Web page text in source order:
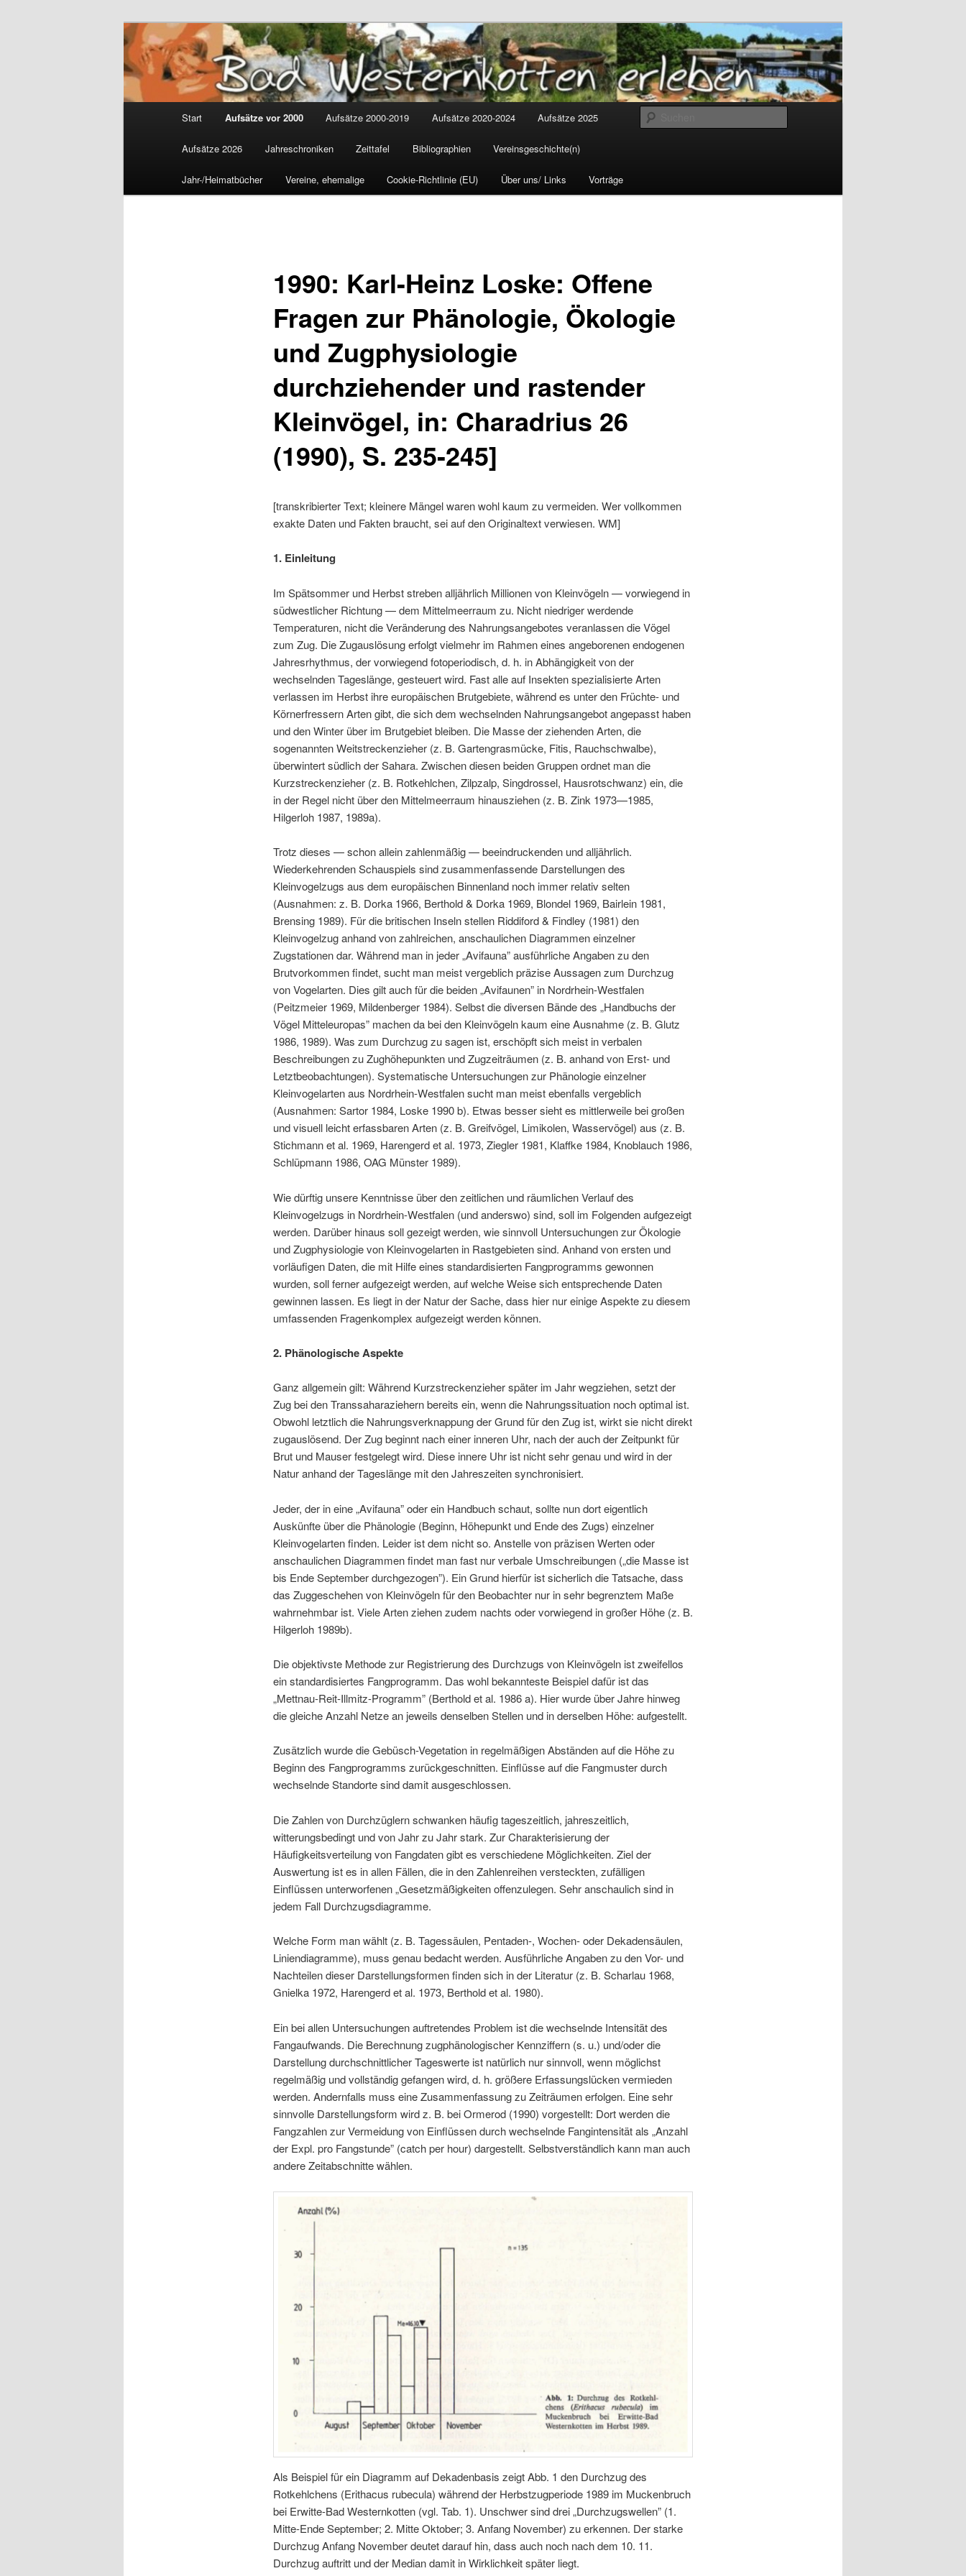
Wolfgang Marcus
Gemeinsam für Bad Westernkotten
Start Aufsätze vor 2000 Aufsätze 2000-2019 Aufsätze 2020-2024 Aufsätze 2025
Aufsätze 2026 Jahreschroniken Zeittafel Bibliographien Vereinsgeschichte(n)
Jahr-/Heimatbücher Vereine, ehemalige Cookie-Richtlinie (EU) Über uns/ Links Vorträge
1990: Karl-Heinz Loske: Offene
Fragen zur Phänologie, Ökologie
und Zugphysiologie
durchziehender und rastender
Kleinvögel, in: Charadrius 26
(1990), S. 235-245]
[transkribierter Text; kleinere Mängel waren wohl kaum zu vermeiden. Wer vollkommen
exakte Daten und Fakten braucht, sei auf den Originaltext verwiesen. WM]
1. Einleitung
Im Spätsommer und Herbst streben alljährlich Millionen von Kleinvögeln — vorwiegend in
südwestlicher Richtung — dem Mittelmeerraum zu. Nicht niedriger werdende
Temperaturen, nicht die Veränderung des Nahrungsangebotes veranlassen die Vögel
zum Zug. Die Zugauslösung erfolgt vielmehr im Rahmen eines angeborenen endogenen
Jahresrhythmus, der vorwiegend fotoperiodisch, d. h. in Abhängigkeit von der
wechselnden Tageslänge, gesteuert wird. Fast alle auf Insekten spezialisierte Arten
verlassen im Herbst ihre europäischen Brutgebiete, während es unter den Früchte- und
Körnerfressern Arten gibt, die sich dem wechselnden Nahrungsangebot angepasst haben
und den Winter über im Brutgebiet bleiben. Die Masse der ziehenden Arten, die
sogenannten Weitstreckenzieher (z. B. Gartengrasmücke, Fitis, Rauchschwalbe),
überwintert südlich der Sahara. Zwischen diesen beiden Gruppen ordnet man die
Kurzstreckenzieher (z. B. Rotkehlchen, Zilpzalp, Singdrossel, Hausrotschwanz) ein, die
in der Regel nicht über den Mittelmeerraum hinausziehen (z. B. Zink 1973—1985,
Hilgerloh 1987, 1989a).
Trotz dieses — schon allein zahlenmäßig — beeindruckenden und alljährlich.
Wiederkehrenden Schauspiels sind zusammenfassende Darstellungen des
Kleinvogelzugs aus dem europäischen Binnenland noch immer relativ selten
(Ausnahmen: z. B. Dorka 1966, Berthold & Dorka 1969, Blondel 1969, Bairlein 1981,
Brensing 1989). Für die britischen Inseln stellen Riddiford & Findley (1981) den
Kleinvogelzug anhand von zahlreichen, anschaulichen Diagrammen einzelner
Zugstationen dar. Während man in jeder „Avifauna” ausführliche Angaben zu den
Brutvorkommen findet, sucht man meist vergeblich präzise Aussagen zum Durchzug
von Vogelarten. Dies gilt auch für die beiden „Avifaunen” in Nordrhein-Westfalen
(Peitzmeier 1969, Mildenberger 1984). Selbst die diversen Bände des „Handbuchs der
Vögel Mitteleuropas” machen da bei den Kleinvögeln kaum eine Ausnahme (z. B. Glutz
1986, 1989). Was zum Durchzug zu sagen ist, erschöpft sich meist in verbalen
Beschreibungen zu Zughöhepunkten und Zugzeiträumen (z. B. anhand von Erst- und
Letztbeobachtungen). Systematische Untersuchungen zur Phänologie einzelner
Kleinvogelarten aus Nordrhein-Westfalen sucht man meist ebenfalls vergeblich
(Ausnahmen: Sartor 1984, Loske 1990 b). Etwas besser sieht es mittlerweile bei großen
und visuell leicht erfassbaren Arten (z. B. Greifvögel, Limikolen, Wasservögel) aus (z. B.
Stichmann et al. 1969, Harengerd et al. 1973, Ziegler 1981, Klaffke 1984, Knoblauch 1986,
Schlüpmann 1986, OAG Münster 1989).
Wie dürftig unsere Kenntnisse über den zeitlichen und räumlichen Verlauf des
Kleinvogelzugs in Nordrhein-Westfalen (und anderswo) sind, soll im Folgenden aufgezeigt
werden. Darüber hinaus soll gezeigt werden, wie sinnvoll Untersuchungen zur Ökologie
und Zugphysiologie von Kleinvogelarten in Rastgebieten sind. Anhand von ersten und
vorläufigen Daten, die mit Hilfe eines standardisierten Fangprogramms gewonnen
wurden, soll ferner aufgezeigt werden, auf welche Weise sich entsprechende Daten
gewinnen lassen. Es liegt in der Natur der Sache, dass hier nur einige Aspekte zu diesem
umfassenden Fragenkomplex aufgezeigt werden können.
2. Phänologische Aspekte
Ganz allgemein gilt: Während Kurzstreckenzieher später im Jahr wegziehen, setzt der
Zug bei den Transsaharaziehern bereits ein, wenn die Nahrungssituation noch optimal ist.
Obwohl letztlich die Nahrungsverknappung der Grund für den Zug ist, wirkt sie nicht direkt
zugauslösend. Der Zug beginnt nach einer inneren Uhr, nach der auch der Zeitpunkt für
Brut und Mauser festgelegt wird. Diese innere Uhr ist nicht sehr genau und wird in der
Natur anhand der Tageslänge mit den Jahreszeiten synchronisiert.
Jeder, der in eine „Avifauna” oder ein Handbuch schaut, sollte nun dort eigentlich
Auskünfte über die Phänologie (Beginn, Höhepunkt und Ende des Zugs) einzelner
Kleinvogelarten finden. Leider ist dem nicht so. Anstelle von präzisen Werten oder
anschaulichen Diagrammen findet man fast nur verbale Umschreibungen („die Masse ist
bis Ende September durchgezogen”). Ein Grund hierfür ist sicherlich die Tatsache, dass
das Zuggeschehen von Kleinvögeln für den Beobachter nur in sehr begrenztem Maße
wahrnehmbar ist. Viele Arten ziehen zudem nachts oder vorwiegend in großer Höhe (z. B.
Hilgerloh 1989b).
Die objektivste Methode zur Registrierung des Durchzugs von Kleinvögeln ist zweifellos
ein standardisiertes Fangprogramm. Das wohl bekannteste Beispiel dafür ist das
„Mettnau-Reit-Illmitz-Programm” (Berthold et al. 1986 a). Hier wurde über Jahre hinweg
die gleiche Anzahl Netze an jeweils denselben Stellen und in derselben Höhe: aufgestellt.
Zusätzlich wurde die Gebüsch-Vegetation in regelmäßigen Abständen auf die Höhe zu
Beginn des Fangprogramms zurückgeschnitten. Einflüsse auf die Fangmuster durch
wechselnde Standorte sind damit ausgeschlossen.
Die Zahlen von Durchzüglern schwanken häufig tageszeitlich, jahreszeitlich,
witterungsbedingt und von Jahr zu Jahr stark. Zur Charakterisierung der
Häufigkeitsverteilung von Fangdaten gibt es verschiedene Möglichkeiten. Ziel der
Auswertung ist es in allen Fällen, die in den Zahlenreihen versteckten, zufälligen
Einflüssen unterworfenen „Gesetzmäßigkeiten offenzulegen. Sehr anschaulich sind in
jedem Fall Durchzugsdiagramme.
Welche Form man wählt (z. B. Tagessäulen, Pentaden-, Wochen- oder Dekadensäulen,
Liniendiagramme), muss genau bedacht werden. Ausführliche Angaben zu den Vor- und
Nachteilen dieser Darstellungsformen finden sich in der Literatur (z. B. Scharlau 1968,
Gnielka 1972, Harengerd et al. 1973, Berthold et al. 1980).
Ein bei allen Untersuchungen auftretendes Problem ist die wechselnde Intensität des
Fangaufwands. Die Berechnung zugphänologischer Kennziffern (s. u.) und/oder die
Darstellung durchschnittlicher Tageswerte ist natürlich nur sinnvoll, wenn möglichst
regelmäßig und vollständig gefangen wird, d. h. größere Erfassungslücken vermieden
werden. Andernfalls muss eine Zusammenfassung zu Zeiträumen erfolgen. Eine sehr
sinnvolle Darstellungsform wird z. B. bei Ormerod (1990) vorgestellt: Dort werden die
Fangzahlen zur Vermeidung von Einflüssen durch wechselnde Fangintensität als „Anzahl
der Expl. pro Fangstunde” (catch per hour) dargestellt. Selbstverständlich kann man auch
andere Zeitabschnitte wählen.
Als Beispiel für ein Diagramm auf Dekadenbasis zeigt Abb. 1 den Durchzug des
Rotkehlchens (Erithacus rubecula) während der Herbstzugperiode 1989 im Muckenbruch
bei Erwitte-Bad Westernkotten (vgl. Tab. 1). Unschwer sind drei „Durchzugswellen” (1.
Mitte-Ende September; 2. Mitte Oktober; 3. Anfang November) zu erkennen. Der starke
Durchzug Anfang November deutet darauf hin, dass auch noch nach dem 10. 11.
Durchzug auftritt und der Median damit in Wirklichkeit später liegt.